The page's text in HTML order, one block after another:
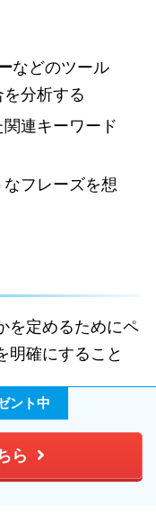
などのツール
分析する
連キーワード
フレーズを想
を定めるためにペ
明確にすること
別、職業の読
ント中
ら